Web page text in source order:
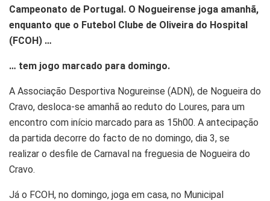
Campeonato de Portugal. O Nogueirense joga amanhã,
enquanto que o Futebol Clube de Oliveira do Hospital
(FCOH) …
… tem jogo marcado para domingo.
A Associação Desportiva Nogureinse (ADN), de Nogueira do
Cravo, desloca-se amanhã ao reduto do Loures, para um
encontro com início marcado para as 15h00. A antecipação
da partida decorre do facto de no domingo, dia 3, se
realizar o desfile de Carnaval na freguesia de Nogueira do
Cravo.
Já o FCOH, no domingo, joga em casa, no Municipal